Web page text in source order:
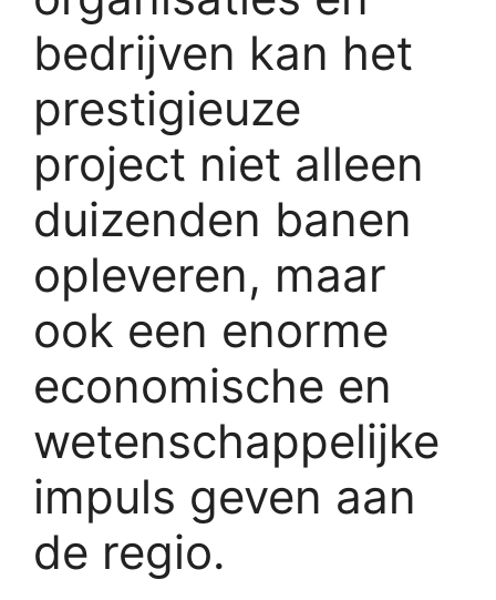
bedrijven kan het
prestigieuze
project niet alleen
duizenden banen
opleveren, maar
ook een enorme
economische en
wetenschappelijke
impuls geven aan
de regio.